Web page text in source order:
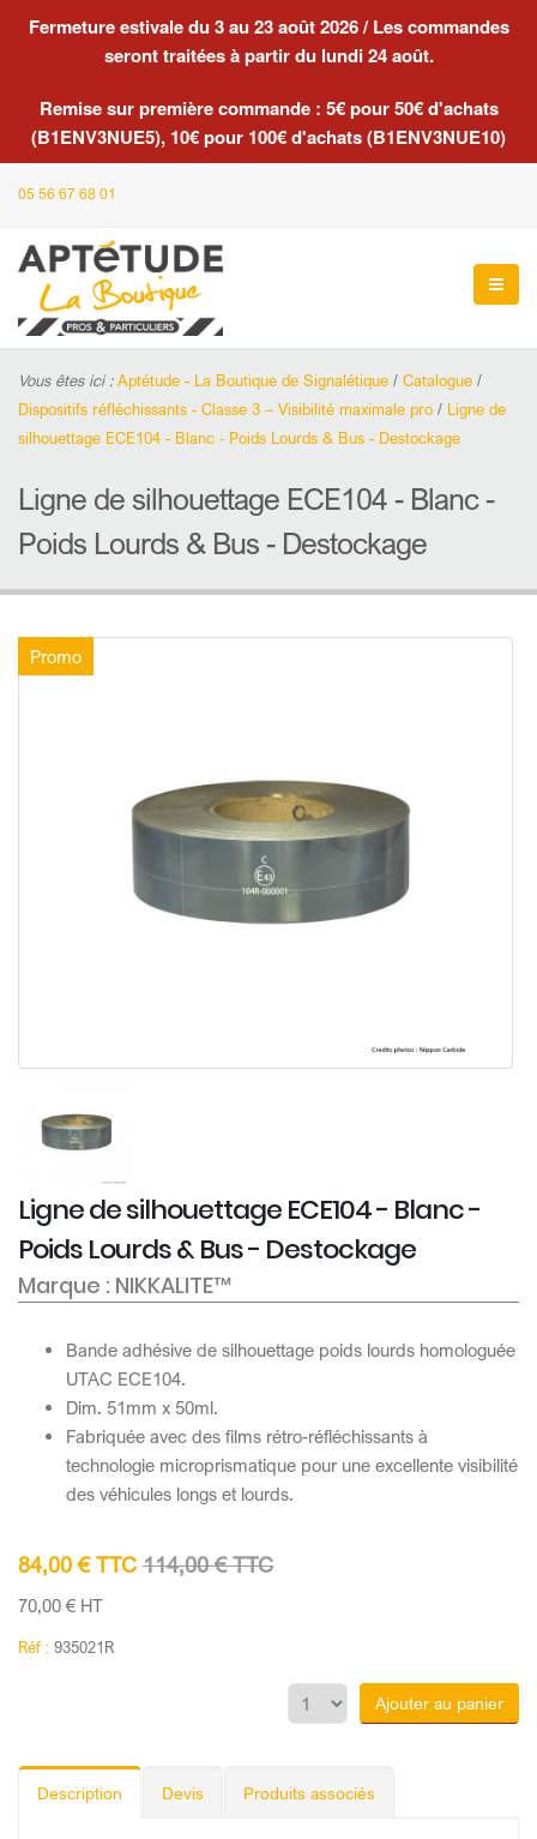
Fermeture estivale du 3 au 23 août 2026 / Les commandes
seront traitées à partir du lundi 24 août.
Remise sur première commande : 5€ pour 50€ d'achats
(B1ENV3NUE5), 10€ pour 100€ d'achats (B1ENV3NUE10)
05 56 67 68 01
Vous êtes ici :Aptétude - La Boutique de Signalétique / Catalogue /
Dispositifs réfléchissants - Classe 3 – Visibilité maximale pro / Ligne de
silhouettage ECE104 - Blanc - Poids Lourds & Bus - Destockage
Ligne de silhouettage ECE104 - Blanc -
Poids Lourds & Bus - Destockage
Ligne de silhouettage ECE104 - Blanc -
Poids Lourds & Bus - Destockage
Marque : NIKKALITE™
Bande adhésive de silhouettage poids lourds homologuée
UTAC ECE104.
Dim. 51mm x 50ml.
Fabriquée avec des films rétro-réfléchissants à
technologie microprismatique pour une excellente visibilité
des véhicules longs et lourds.
84,00 € TTC 114,00 € TTC
70,00 € HT
Réf : 935021R
Ajouter au panier
Description Devis Produits associés